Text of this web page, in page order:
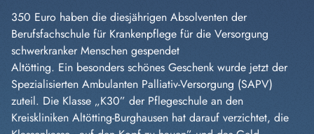
350 Euro haben die diesjährigen Absolventen der
Berufsfachschule für Krankenpflege für die Versorgung
schwerkranker Menschen gespendet
Altötting. Ein besonders schönes Geschenk wurde jetzt der
Spezialisierten Ambulanten Palliativ-Versorgung (SAPV)
zuteil. Die Klasse „K30” der Pflegeschule an den
Kreiskliniken Altötting-Burghausen hat darauf verzichtet, die